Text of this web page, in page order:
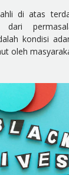
di atas
dari
kondisi
oleh